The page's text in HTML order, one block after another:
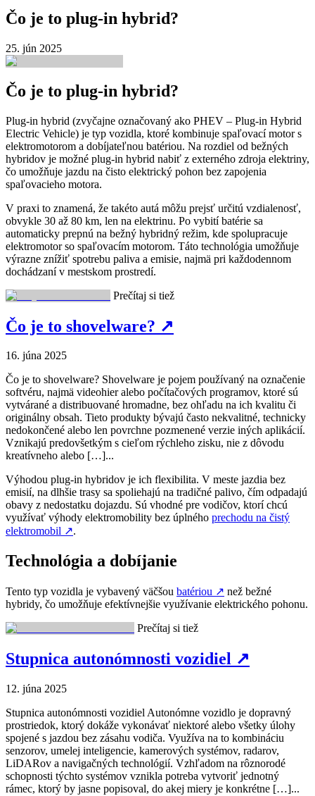
Čo je to plug-in hybrid?
25. jún 2025
Čo je to plug-in hybrid?
Plug-in hybrid (zvyčajne označovaný ako PHEV – Plug-in Hybrid
Electric Vehicle) je typ vozidla, ktoré kombinuje spaľovací motor s
elektromotorom a dobíjateľnou batériou. Na rozdiel od bežných
hybridov je možné plug-in hybrid nabiť z externého zdroja elektriny,
čo umožňuje jazdu na čisto elektrický pohon bez zapojenia
spaľovacieho motora.
V praxi to znamená, že takéto autá môžu prejsť určitú vzdialenosť,
obvykle 30 až 80 km, len na elektrinu. Po vybití batérie sa
automaticky prepnú na bežný hybridný režim, kde spolupracuje
elektromotor so spaľovacím motorom. Táto technológia umožňuje
výrazne znížiť spotrebu paliva a emisie, najmä pri každodennom
dochádzaní v mestskom prostredí.
Prečítaj si tiež
Čo je to shovelware? ↗
16. júna 2025
Čo je to shovelware? Shovelware je pojem používaný na označenie
softvéru, najmä videohier alebo počítačových programov, ktoré sú
vytvárané a distribuované hromadne, bez ohľadu na ich kvalitu či
originálny obsah. Tieto produkty bývajú často nekvalitné, technicky
nedokončené alebo len povrchne pozmenené verzie iných aplikácií.
Vznikajú predovšetkým s cieľom rýchleho zisku, nie z dôvodu
kreatívneho alebo […]...
Výhodou plug-in hybridov je ich flexibilita. V meste jazdia bez
emisií, na dlhšie trasy sa spoliehajú na tradičné palivo, čím odpadajú
obavy z nedostatku dojazdu. Sú vhodné pre vodičov, ktorí chcú
využívať výhody elektromobility bez úplného prechodu na čistý
elektromobil ↗.
Technológia a dobíjanie
Tento typ vozidla je vybavený väčšou batériou ↗ než bežné
hybridy, čo umožňuje efektívnejšie využívanie elektrického pohonu.
Prečítaj si tiež
Stupnica autonómnosti vozidiel ↗
12. júna 2025
Stupnica autonómnosti vozidiel Autonómne vozidlo je dopravný
prostriedok, ktorý dokáže vykonávať niektoré alebo všetky úlohy
spojené s jazdou bez zásahu vodiča. Využíva na to kombináciu
senzorov, umelej inteligencie, kamerových systémov, radarov,
LiDARov a navigačných technológií. Vzhľadom na rôznorodé
schopnosti týchto systémov vznikla potreba vytvoriť jednotný
rámec, ktorý by jasne popisoval, do akej miery je konkrétne […]...